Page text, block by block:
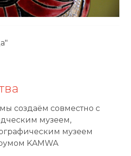
создаём совместно с
музеем,
музеем
KAMWA